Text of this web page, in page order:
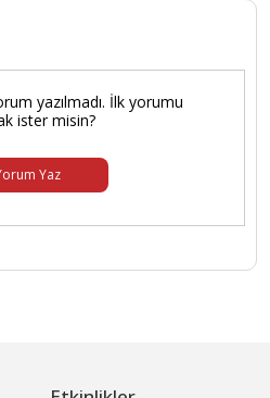
yazılmadı. İlk yorumu
ister misin?
Yaz